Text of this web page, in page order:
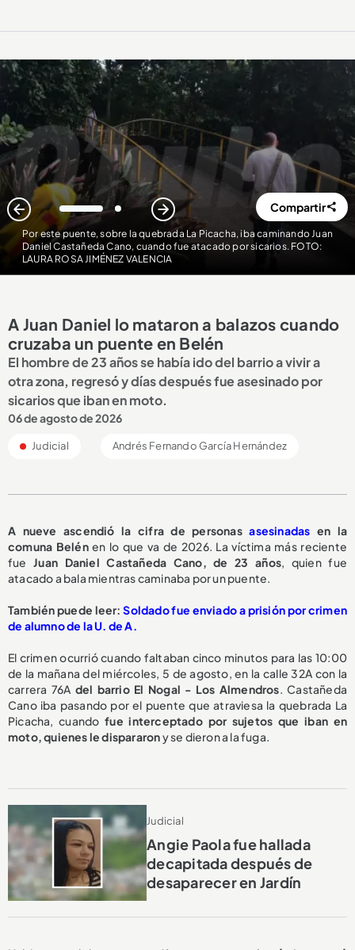
Por este puente, sobre la quebrada La Picacha, iba caminando Juan
Daniel Castañeda Cano, cuando fue atacado por sicarios. FOTO:
LAURA ROSA JIMÉNEZ VALENCIA
1 2 Compartir
A Juan Daniel lo mataron a balazos cuando
cruzaba un puente en Belén
El hombre de 23 años se había ido del barrio a vivir a
otra zona, regresó y días después fue asesinado por
sicarios que iban en moto.
06 de agosto de 2026
Judicial Andrés Fernando García Hernández
A nueve ascendió la cifra de personasasesinadas en la
comuna Belénen lo que va de 2026. La víctima más reciente
fueJuan Daniel Castañeda Cano, de 23 años, quien fue
atacado a bala mientras caminaba por un puente.
También puede leer:Soldado fue enviado a prisión por crimen
de alumno de la U. de A.
El crimen ocurrió cuando faltaban cinco minutos para las 10:00
de la mañana del miércoles, 5 de agosto, en la calle 32A con la
carrera 76A del barrio El Nogal - Los Almendros. Castañeda
Cano iba pasando por el puente que atraviesa la quebrada La
Picacha, cuandofue interceptado por sujetos que iban en
moto, quienes le dispararony se dieron a la fuga.
Judicial
Angie Paola fue hallada
decapitada después de
desaparecer en Jardín